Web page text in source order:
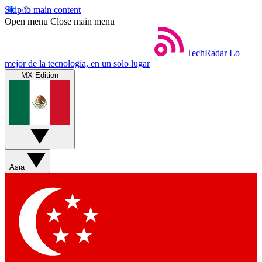
Skip to main content
Open menu Close main menu
TechRadar Lo
mejor de la tecnología, en un solo lugar
MX Edition
Asia